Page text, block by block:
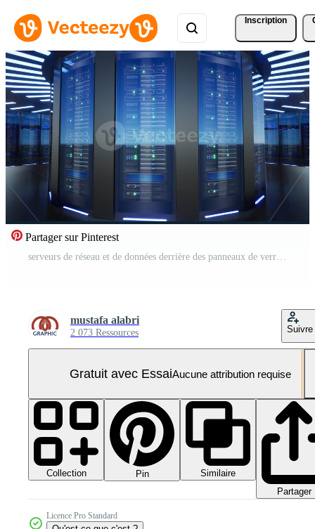
Inscription
Partager sur Pinterest
serveurs de réseau et de données derrière des panneaux de verre dans une salle de serveurs d'un centre de données ou ispt, animation 3d Vidéo Pro
mustafa alabri
2 073 Ressources Suivre
Gratuit avec EssaiAucune attribution requise
Collection Pin
Similaire
Partager
Licence Pro Standard